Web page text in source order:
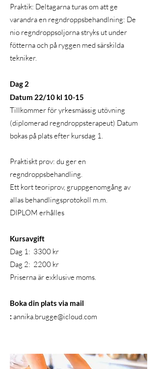
Praktik: Deltagarna turas om att ge
varandra en regndroppsbehandlning: De
nio regndroppsoljorna stryks ut under
fötterna och på ryggen med särskilda
tekniker.
Dag 2
Datum 22/10 kl 10-15
Tillkommer för yrkesmässig utövning
(diplomerad regndroppsterapeut) Datum
bokas på plats efter kursdag 1.
Praktiskt prov: du ger en
regndroppsbehandling.
Ett kort teoriprov, gruppgenomgång av
allas behandlingsprotokoll m.m.
DIPLOM erhålles
Kursavgift
Dag 1: 3300 kr
Dag 2: 2200 kr
Priserna är exklusive moms.
Boka din plats via mail
: annika.brugge@icloud.com